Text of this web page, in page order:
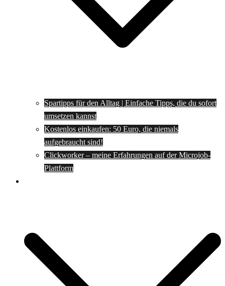
Spartipps für den Alltag | Einfache Tipps, die du sofort
umsetzen kannst
Kostenlos einkaufen: 50 Euro, die niemals
aufgebraucht sind!
Clickworker – meine Erfahrungen auf der Microjob-
Plattform